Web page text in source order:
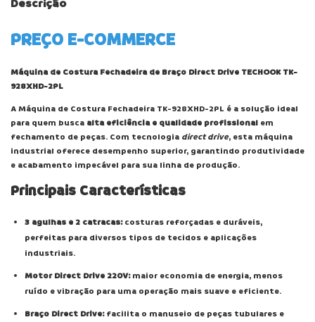
Descrição
PREÇO E-COMMERCE
Máquina de Costura Fechadeira de Braço Direct Drive TECHOOK TK-
928XHD-2PL
A Máquina de Costura Fechadeira TK-928XHD-2PL é a solução ideal
para quem busca alta eficiência e qualidade profissional em
fechamento de peças. Com tecnologia direct drive, esta máquina
industrial oferece desempenho superior, garantindo produtividade
e acabamento impecável para sua linha de produção.
Principais Características
3 agulhas e 2 catracas:costuras reforçadas e duráveis,
perfeitas para diversos tipos de tecidos e aplicações
industriais.
Motor Direct Drive 220V:maior economia de energia, menos
ruído e vibração para uma operação mais suave e eficiente.
Braço Direct Drive:facilita o manuseio de peças tubulares e